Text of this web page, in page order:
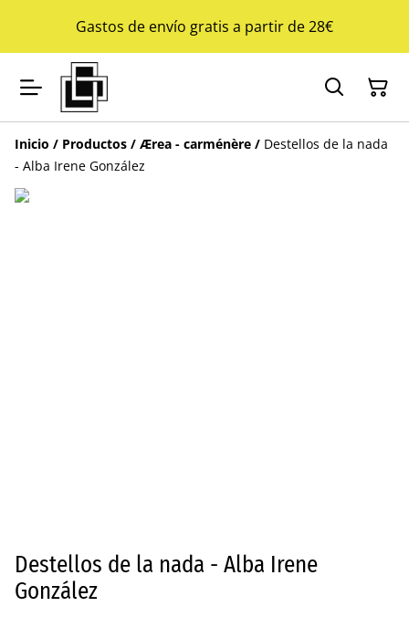
Gastos de envío gratis a partir de 28€
Inicio / Productos / Ærea - carménère / Destellos de la nada
- Alba Irene González
Destellos de la nada - Alba Irene
González